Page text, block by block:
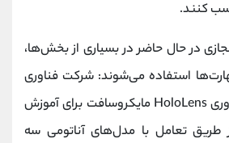
کنند.
در حال حاضر در بسیاری از بخش‌ها،
استفاده می‌شوند: شرکت فناوری
جراحی Medivis از فناوری HoloLens مایکروسافت برای آموزش
طریق تعامل با مدل‌های آناتومی سه